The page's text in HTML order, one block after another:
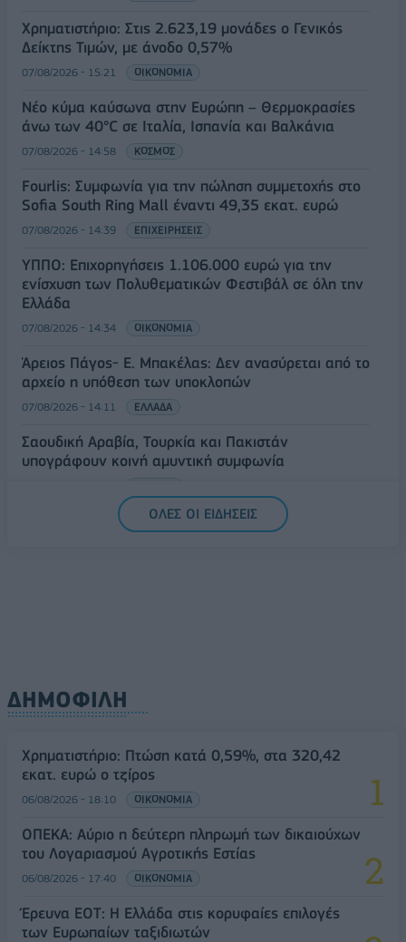
Χρηματιστήριο: Στις 2.623,19 μονάδες ο Γενικός
Δείκτης Τιμών, με άνοδο 0,57%
07/08/2026 - 15:21 ΟΙΚΟΝΟΜΙΑ
Νέο κύμα καύσωνα στην Ευρώπη – Θερμοκρασίες
άνω των 40°C σε Ιταλία, Ισπανία και Βαλκάνια
07/08/2026 - 14:58 ΚΟΣΜΟΣ
Fourlis: Συμφωνία για την πώληση συμμετοχής στο
Sofia South Ring Mall έναντι 49,35 εκατ. ευρώ
07/08/2026 - 14:39 ΕΠΙΧΕΙΡΗΣΕΙΣ
ΥΠΠΟ: Επιχορηγήσεις 1.106.000 ευρώ για την
ενίσχυση των Πολυθεματικών Φεστιβάλ σε όλη την
Ελλάδα
07/08/2026 - 14:34 ΟΙΚΟΝΟΜΙΑ
Άρειος Πάγος- Ε. Μπακέλας: Δεν ανασύρεται από το
αρχείο η υπόθεση των υποκλοπών
07/08/2026 - 14:11 ΕΛΛΑΔΑ
Σαουδική Αραβία, Τουρκία και Πακιστάν
υπογράφουν κοινή αμυντική συμφωνία
ΟΛΕΣ ΟΙ ΕΙΔΗΣΕΙΣ
ΔΗΜΟΦΙΛΗ
Χρηματιστήριο: Πτώση κατά 0,59%, στα 320,42
εκατ. ευρώ ο τζίρος
06/08/2026 - 18:10 ΟΙΚΟΝΟΜΙΑ
ΟΠΕΚΑ: Αύριο η δεύτερη πληρωμή των δικαιούχων
του Λογαριασμού Αγροτικής Εστίας
06/08/2026 - 17:40 ΟΙΚΟΝΟΜΙΑ
Έρευνα ΕΟΤ: Η Ελλάδα στις κορυφαίες επιλογές
των Ευρωπαίων ταξιδιωτών